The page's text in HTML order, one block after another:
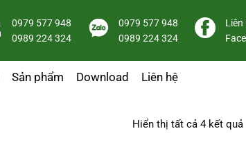
0979 577 948
0989 224 324
0979 577 948
0989 224 324
Liên
Sản phẩm Download Liên hệ
Hiển thị tất cả 4 kết quả